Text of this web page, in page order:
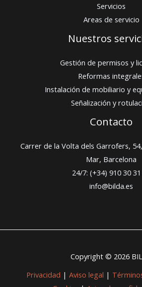
Servicios
Areas de servicio
Nuestros
Gestión de permisos y
Reformas
Instalación de mobiliario y
Señalización y
Contacto
Carrer de la Volta dels Garrofers,
Mar, Barcelona
24/7: (+34) 910 30
info@bilda.es
Copyright © 2026
Privacidad | Aviso legal |